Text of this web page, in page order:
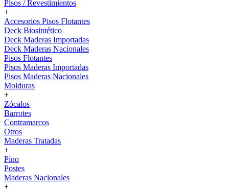
Pisos / Revestimientos
+
Accesorios Pisos Flotantes
Deck Biosintético
Deck Maderas Importadas
Deck Maderas Nacionales
Pisos Flotantes
Pisos Maderas Importadas
Pisos Maderas Nacionales
Molduras
+
Zócalos
Barrotes
Contramarcos
Otros
Maderas Tratadas
+
Pino
Postes
Maderas Nacionales
+